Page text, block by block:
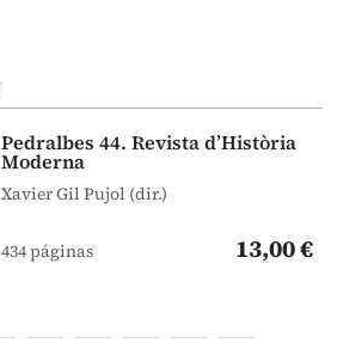
Pedralbes 44. Revista d’Història
Moderna
Xavier Gil Pujol (dir.)
434 páginas 13,00 €